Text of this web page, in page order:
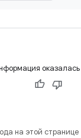
оказалась
на этой